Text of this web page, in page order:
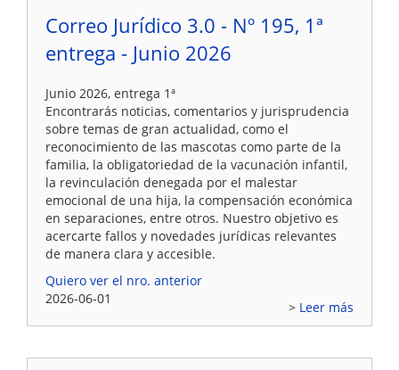
Correo Jurídico 3.0 - Nº 195, 1ª
entrega - Junio 2026
Junio 2026, entrega 1ª
Encontrarás noticias, comentarios y jurisprudencia
sobre temas de gran actualidad, como el
reconocimiento de las mascotas como parte de la
familia, la obligatoriedad de la vacunación infantil,
la revinculación denegada por el malestar
emocional de una hija, la compensación económica
en separaciones, entre otros. Nuestro objetivo es
acercarte fallos y novedades jurídicas relevantes
de manera clara y accesible.
Quiero ver el nro. anterior
2026-06-01
Leer más